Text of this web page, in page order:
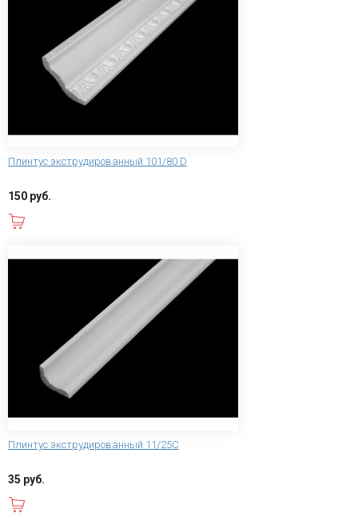
Плинтус экструдированный 101/80 D
150 руб.
Плинтус экструдированный 11/25С
35 руб.